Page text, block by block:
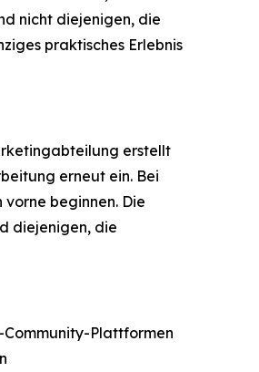
nicht diejenigen, die
praktisches Erlebnis
erstellt
erneut ein. Bei
beginnen. Die
diejenigen, die
Community-Plattformen